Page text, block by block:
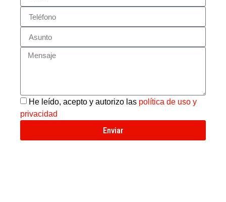
He leído, acepto y autorizo las política de uso y
privacidad
Enviar